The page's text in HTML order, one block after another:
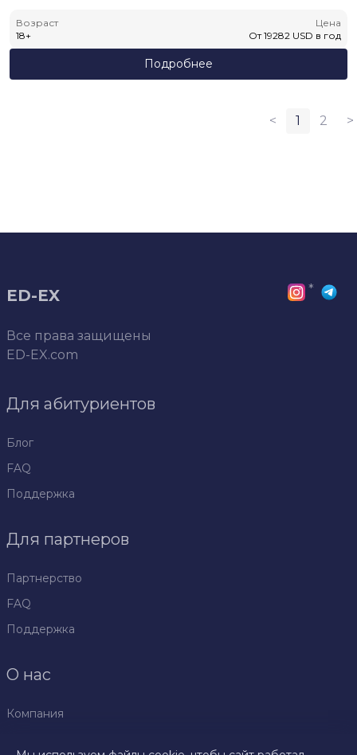
Возраст
18+
Цена
От 19282 USD в год
Подробнее
< 1 2 >
ED-EX
Все права защищены
ED-EX.com
*
Для абитуриентов
Блог
FAQ
Поддержка
Для партнеров
Партнерство
FAQ
Поддержка
О нас
Компания